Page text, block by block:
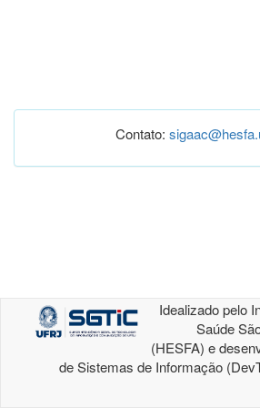
Contato:
Idealizado pelo
Saúde
(HESFA) e
de Sistemas de Informação